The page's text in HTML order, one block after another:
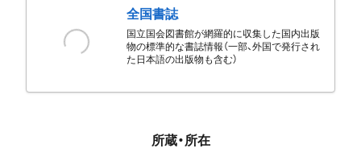
全国書誌
国立国会図書館が網羅的に収集した国内出版
物の標準的な書誌情報（一部、外国で発行され
た日本語の出版物も含む）
所蔵・所在